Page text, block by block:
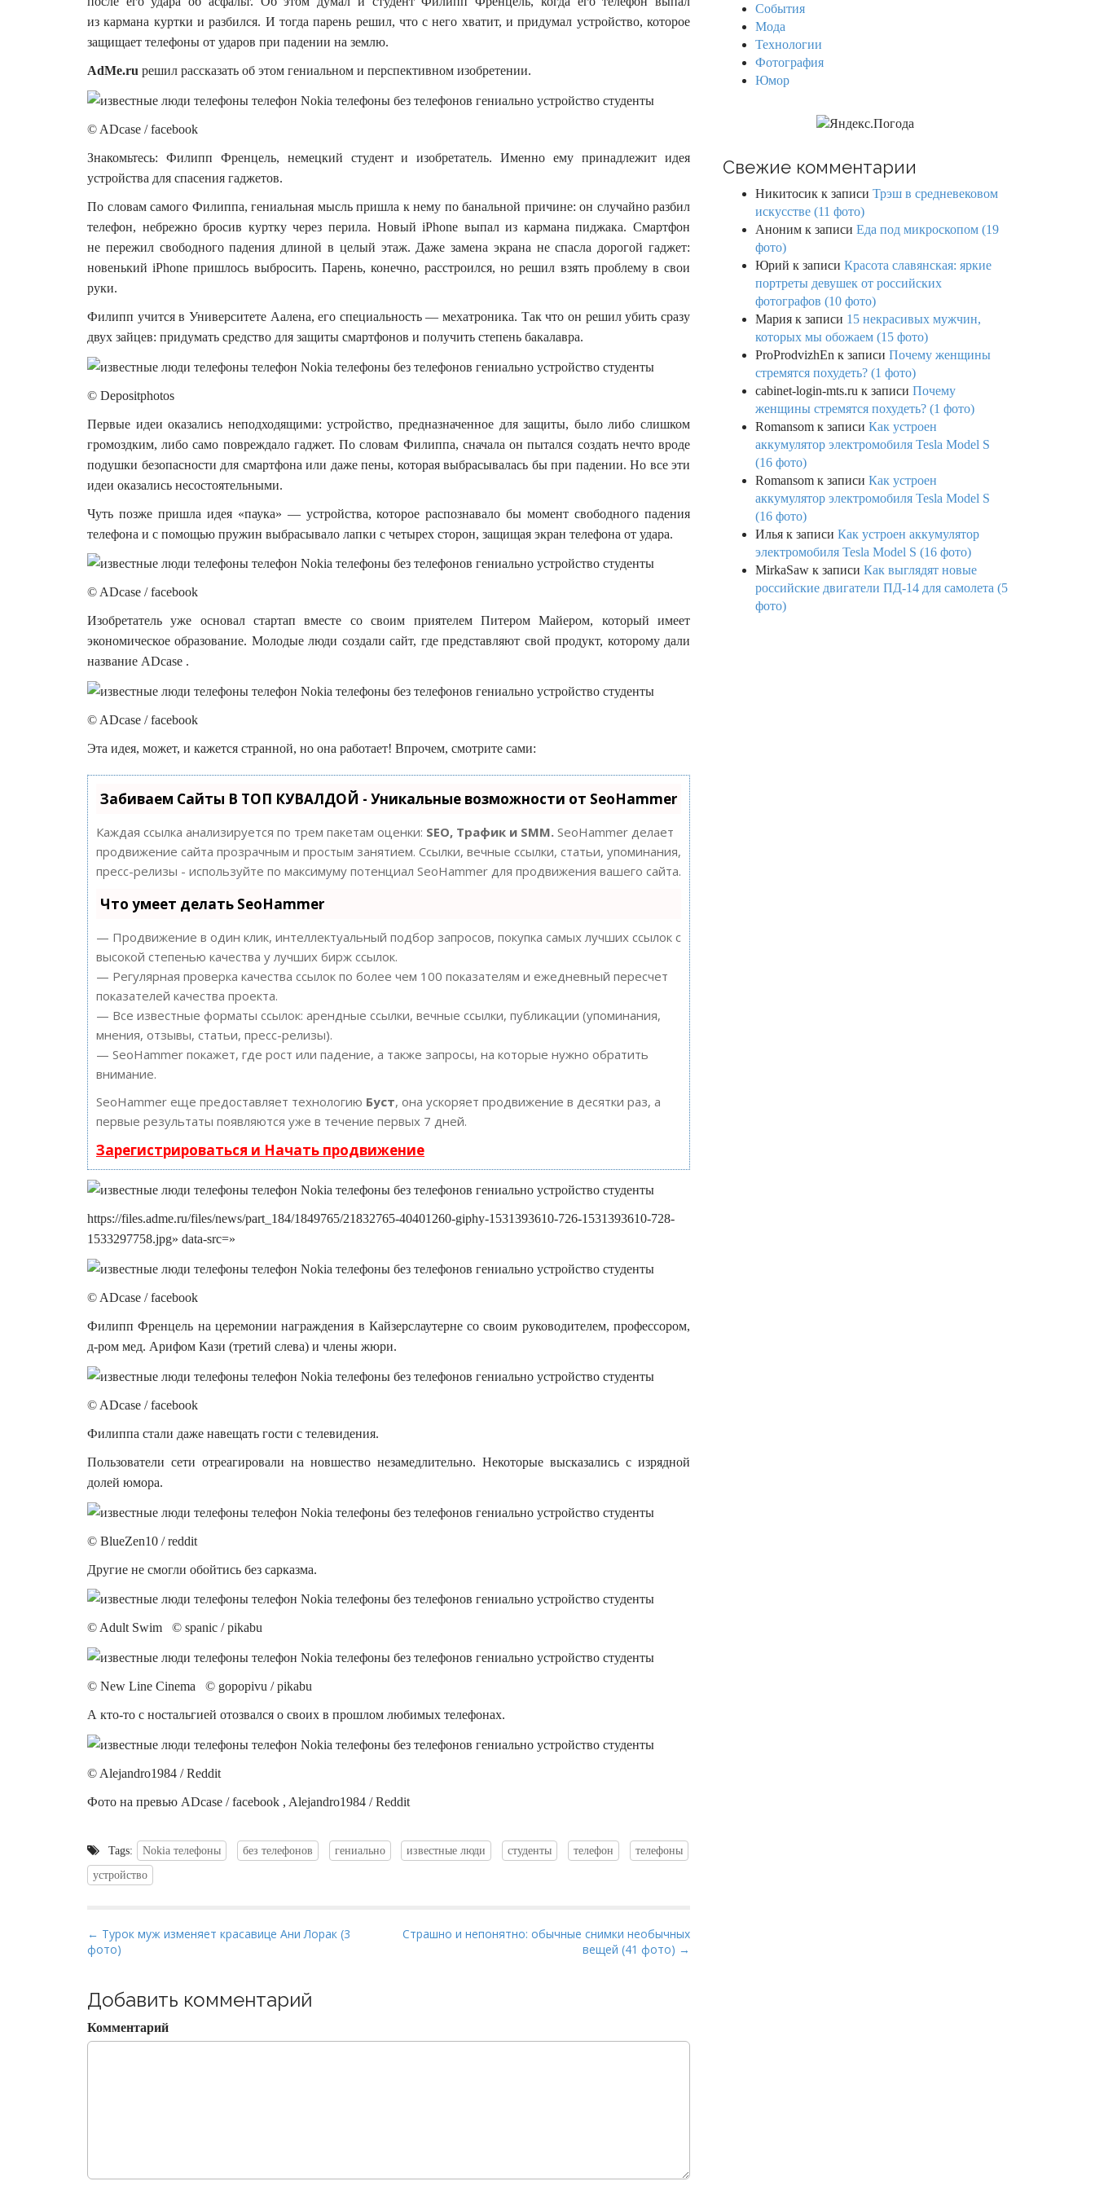
из кармана куртки и разбился. И тогда парень решил, что с него хватит, и придумал устройство, которое
защищает телефоны от ударов при падении на землю.
AdMe.ru решил рассказать об этом гениальном и перспективном изобретении.
© ADcase / facebook
Знакомьтесь: Филипп Френцель, немецкий студент и изобретатель. Именно ему принадлежит идея
устройства для спасения гаджетов.
По словам самого Филиппа, гениальная мысль пришла к нему по банальной причине: он случайно разбил
телефон, небрежно бросив куртку через перила. Новый iPhone выпал из кармана пиджака. Смартфон
не пережил свободного падения длиной в целый этаж. Даже замена экрана не спасла дорогой гаджет:
новенький iPhone пришлось выбросить. Парень, конечно, расстроился, но решил взять проблему в свои
руки.
Филипп учится в Университете Аалена, его специальность — мехатроника. Так что он решил убить сразу
двух зайцев: придумать средство для защиты смартфонов и получить степень бакалавра.
© Depositphotos
Первые идеи оказались неподходящими: устройство, предназначенное для защиты, было либо слишком
громоздким, либо само повреждало гаджет. По словам Филиппа, сначала он пытался создать нечто вроде
подушки безопасности для смартфона или даже пены, которая выбрасывалась бы при падении. Но все эти
идеи оказались несостоятельными.
Чуть позже пришла идея «паука» — устройства, которое распознавало бы момент свободного падения
телефона и с помощью пружин выбрасывало лапки с четырех сторон, защищая экран телефона от удара.
© ADcase / facebook
Изобретатель уже основал стартап вместе со своим приятелем Питером Майером, который имеет
экономическое образование. Молодые люди создали сайт, где представляют свой продукт, которому дали
название ADcase .
© ADcase / facebook
Эта идея, может, и кажется странной, но она работает! Впрочем, смотрите сами:
Забиваем Сайты В ТОП КУВАЛДОЙ - Уникальные возможности от SeoHammer
Каждая ссылка анализируется по трем пакетам оценки: SEO, Трафик и SMM. SeoHammer делает
продвижение сайта прозрачным и простым занятием. Ссылки, вечные ссылки, статьи, упоминания,
пресс-релизы - используйте по максимуму потенциал SeoHammer для продвижения вашего сайта.
Что умеет делать SeoHammer
— Продвижение в один клик, интеллектуальный подбор запросов, покупка самых лучших ссылок с
высокой степенью качества у лучших бирж ссылок.
— Регулярная проверка качества ссылок по более чем 100 показателям и ежедневный пересчет
показателей качества проекта.
— Все известные форматы ссылок: арендные ссылки, вечные ссылки, публикации (упоминания,
мнения, отзывы, статьи, пресс-релизы).
— SeoHammer покажет, где рост или падение, а также запросы, на которые нужно обратить
внимание.
SeoHammer еще предоставляет технологию Буст, она ускоряет продвижение в десятки раз, а
первые результаты появляются уже в течение первых 7 дней.
Зарегистрироваться и Начать продвижение
https://files.adme.ru/files/news/part_184/1849765/21832765-40401260-giphy-1531393610-726-1531393610-728-
1533297758.jpg» data-src=»
© ADcase / facebook
Филипп Френцель на церемонии награждения в Кайзерслаутерне со своим руководителем, профессором,
д-ром мед. Арифом Кази (третий слева) и члены жюри.
© ADcase / facebook
Филиппа стали даже навещать гости с телевидения.
Пользователи сети отреагировали на новшество незамедлительно. Некоторые высказались с изрядной
долей юмора.
© BlueZen10 / reddit
Другие не смогли обойтись без сарказма.
© Adult Swim © spanic / pikabu
© New Line Cinema © gopopivu / pikabu
А кто-то с ностальгией отозвался о своих в прошлом любимых телефонах.
© Alejandro1984 / Reddit
Фото на превью ADcase / facebook , Alejandro1984 / Reddit
Tags: Nokia телефоны без телефонов гениально известные люди студенты телефон
телефоны
устройство
P
o
t
n
a
← Турок муж изменяет красавице Ани Лорак (3
фото)
Страшно и непонятно: обычные снимки необычных
вещей (41 фото) →
Добавить комментарий
Комментарий
События
Мода
Технологии
Фотография
Юмор
Свежие комментарии
Никитосик к записи Трэш в средневековом
искусстве (11 фото)
Аноним к записи Еда под микроскопом (19
фото)
Юрий к записи Красота славянская: яркие
портреты девушек от российских
фотографов (10 фото)
Мария к записи 15 некрасивых мужчин,
которых мы обожаем (15 фото)
ProProdvizhEn к записи Почему женщины
стремятся похудеть? (1 фото)
cabinet-login-mts.ru к записи Почему
женщины стремятся похудеть? (1 фото)
Romansom к записи Как устроен
аккумулятор электромобиля Tesla Model S
(16 фото)
Romansom к записи Как устроен
аккумулятор электромобиля Tesla Model S
(16 фото)
Илья к записи Как устроен аккумулятор
электромобиля Tesla Model S (16 фото)
MirkaSaw к записи Как выглядят новые
российские двигатели ПД-14 для самолета (5
фото)